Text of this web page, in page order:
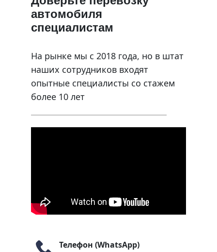
автомобиля
специалистам
На рынке мы с 2018 года, но в штат
наших сотрудников входят
опытные специалисты со стажем
более 10 лет
Телефон (WhatsApp)